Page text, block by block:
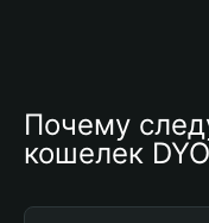
Почему
кошелек